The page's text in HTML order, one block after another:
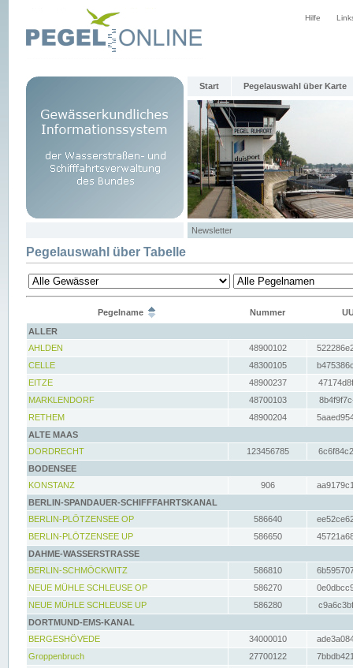
Hilfe
Start Pegelauswahl über Karte
Newsletter
Pegelauswahl über Tabelle
Pegelname Nummer
ALLER
AHLDEN
48900102
CELLE
48300105
EITZE
48900237
MARKLENDORF
48700103
RETHEM
48900204
ALTE MAAS
DORDRECHT
123456785
BODENSEE
KONSTANZ
906
BERLIN-SPANDAUER-SCHIFFFAHRTSKANAL
BERLIN-PLÖTZENSEE OP
586640
BERLIN-PLÖTZENSEE UP
586650
DAHME-WASSERSTRASSE
BERLIN-SCHMÖCKWITZ
586810
NEUE MÜHLE SCHLEUSE OP
586270
NEUE MÜHLE SCHLEUSE UP
586280
DORTMUND-EMS-KANAL
BERGESHÖVEDE
34000010
Groppenbruch
27700122